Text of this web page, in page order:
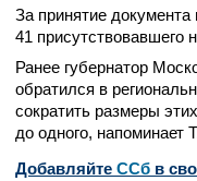
За принятие документа
41 присутствовавшего
Ранее губернатор
обратился в
сократить размеры
до одного, напоминает
Добавляйте CСб в